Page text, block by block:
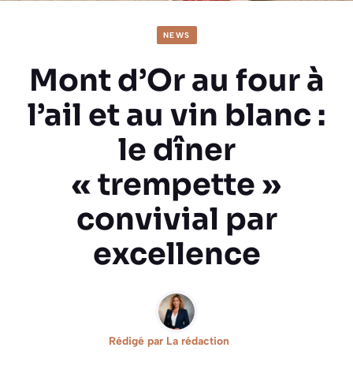
NEWS
Mont d’Or au four à
l’ail et au vin blanc :
le dîner
« trempette »
convivial par
excellence
Rédigé par La rédaction